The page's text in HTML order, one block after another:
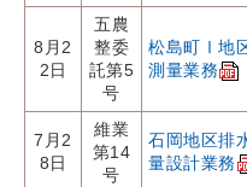
8月2
2日
五農
整委
託第5
号
松島町Ⅰ地
測量業務
7月2
8日
維業
第14
号
石岡地区排
量設計業務